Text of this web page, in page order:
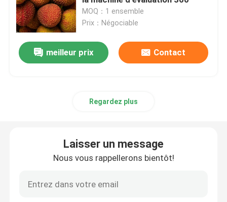
trieuse de évaluation
trieuse de fruit
Noix de pécan écossant la machine
Trieuse industrielle
MOQ：1 ensemble
Prix：Négociable
meilleur prix Contact
Regardez plus
Laisser un message
Nous vous rappellerons bientôt!